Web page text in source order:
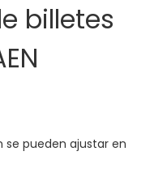
billetes
se pueden ajustar en